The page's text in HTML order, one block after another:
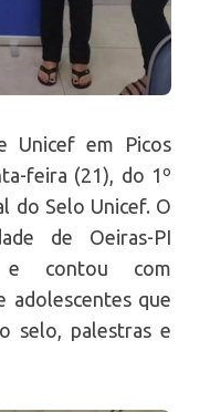
Unicef em Picos
feira (21), do 1º
do Selo Unicef. O
de Oeiras-PI
contou com
adolescentes que
selo, palestras e